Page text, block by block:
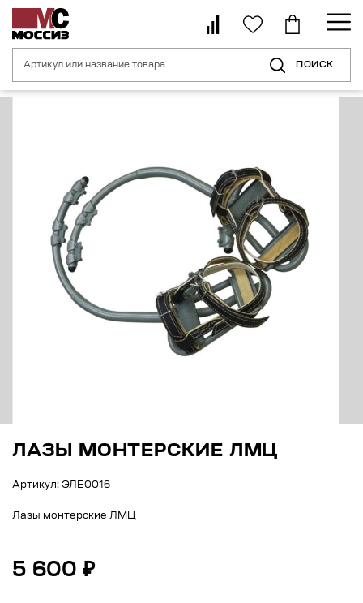
ПОИСК
Главная страница Средства индивидуальной защиты от
ЛАЗЫ МОНТЕРСКИЕ ЛМЦ
Артикул: ЭЛЕ0016
Лазы монтерские ЛМЦ
5 600 ₽